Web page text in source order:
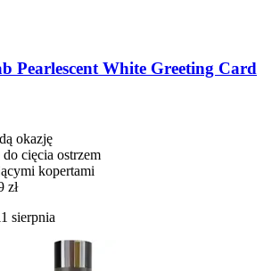
Pearlescent White Greeting Card
okazję
do cięcia ostrzem
kopertami
zł
sierpnia